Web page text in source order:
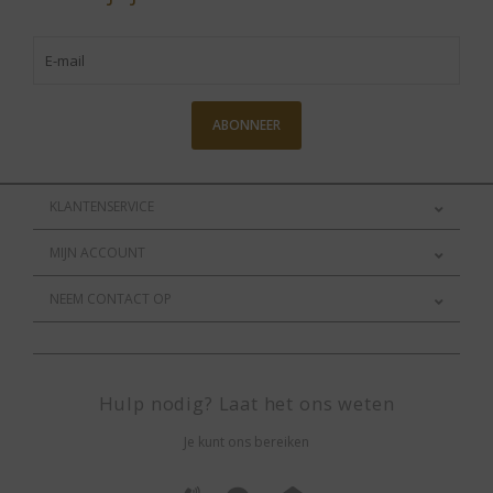
ABONNEER
KLANTENSERVICE
MIJN ACCOUNT
NEEM CONTACT OP
Hulp nodig? Laat het ons weten
Je kunt ons bereiken